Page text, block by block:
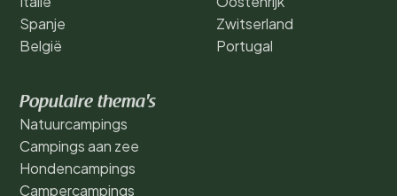
Spanje
België
Zwitserland
Portugal
Populaire thema's
Natuurcampings
Campings aan zee
Hondencampings
Campercampings